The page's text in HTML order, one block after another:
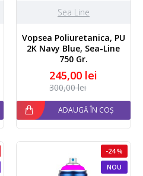
Sea Line
Vopsea Poliuretanica, PU
2K Navy Blue, Sea-Line
750 Gr.
245,00 lei
300,00 lei
ADAUGĂ ÎN COȘ
NOU
-24 %